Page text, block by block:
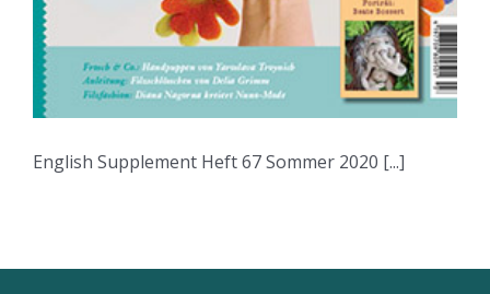
English Supplement Heft 67 Sommer 2020 [...]